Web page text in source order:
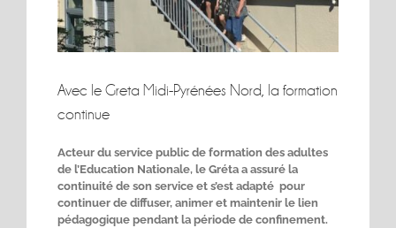
Avec le Greta Midi-Pyrénées Nord, la formation
continue
Acteur du service public de formation des adultes
de l’Education Nationale, le Gréta a assuré la
continuité de son service et s’est adapté pour
continuer de diffuser, animer et maintenir le lien
pédagogique pendant la période de confinement.